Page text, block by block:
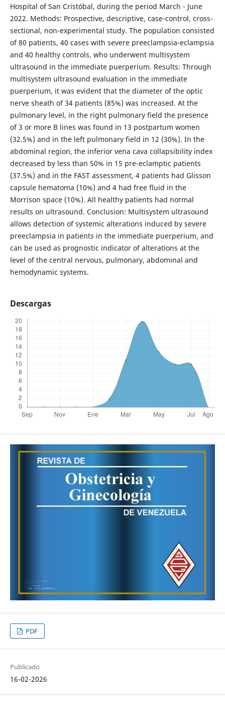
Hospital of San Cristóbal, during the period March - June
2022. Methods: Prospective, descriptive, case-control, cross-
sectional, non-experimental study. The population consisted
of 80 patients, 40 cases with severe preeclampsia-eclampsia
and 40 healthy controls, who underwent multisystem
ultrasound in the immediate puerperium. Results: Through
multisystem ultrasound evaluation in the immediate
puerperium, it was evident that the diameter of the optic
nerve sheath of 34 patients (85%) was increased. At the
pulmonary level, in the right pulmonary field the presence
of 3 or more B lines was found in 13 postpartum women
(32.5%) and in the left pulmonary field in 12 (30%). In the
abdominal region, the inferior vena cava collapsibility index
decreased by less than 50% in 15 pre-eclamptic patients
(37.5%) and in the FAST assessment, 4 patients had Glisson
capsule hematoma (10%) and 4 had free fluid in the
Morrison space (10%). All healthy patients had normal
results on ultrasound. Conclusion: Multisystem ultrasound
allows detection of systemic alterations induced by severe
preeclampsia in patients in the immediate puerperium, and
can be used as prognostic indicator of alterations at the
level of the central nervous, pulmonary, abdominal and
hemodynamic systems.
Descargas
PDF
Publicado
16-02-2026